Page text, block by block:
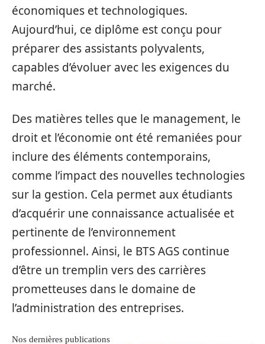
économiques et technologiques.
Aujourd’hui, ce diplôme est conçu pour
préparer des assistants polyvalents,
capables d’évoluer avec les exigences du
marché.
Des matières telles que le management, le
droit et l’économie ont été remaniées pour
inclure des éléments contemporains,
comme l’impact des nouvelles technologies
sur la gestion. Cela permet aux étudiants
d’acquérir une connaissance actualisée et
pertinente de l’environnement
professionnel. Ainsi, le BTS AGS continue
d’être un tremplin vers des carrières
prometteuses dans le domaine de
l’administration des entreprises.
Nos dernières publications